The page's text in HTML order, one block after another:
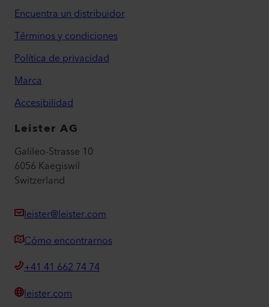
Encuentra un distribuidor
Términos y condiciones
Política de privacidad
Marca
Accesibilidad
Leister AG
Galileo-Strasse 10
6056 Kaegiswil
Switzerland
leister@leister.com
Cómo encontrarnos
+41 41 662 74 74
leister.com